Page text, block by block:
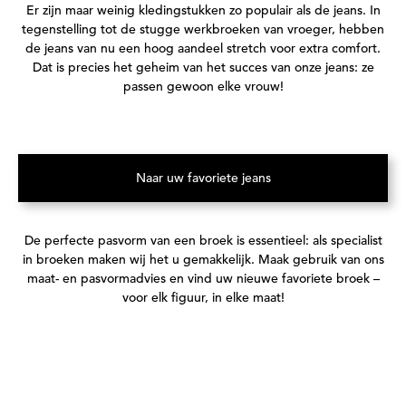
Er zijn maar weinig kledingstukken zo populair als de jeans. In
tegenstelling tot de stugge werkbroeken van vroeger, hebben
de jeans van nu een hoog aandeel stretch voor extra comfort.
Dat is precies het geheim van het succes van onze jeans: ze
passen gewoon elke vrouw!
Naar uw favoriete jeans
(Opent in een nieuw tabblad)
De perfecte pasvorm van een broek is essentieel: als specialist
in broeken maken wij het u gemakkelijk. Maak gebruik van ons
maat- en pasvormadvies en vind uw nieuwe favoriete broek –
voor elk figuur, in elke maat!